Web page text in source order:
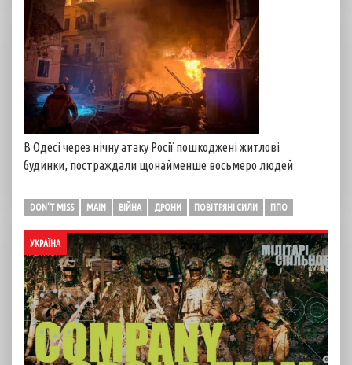
В Одесі через нічну атаку Росії пошкоджені житлові
будинки, постраждали щонайменше восьмеро людей
DON'T MISS MAIN ВІЙНА ДРОНИ ПОВІТРЯНІ СИЛИ ППО
УКРАЇНА